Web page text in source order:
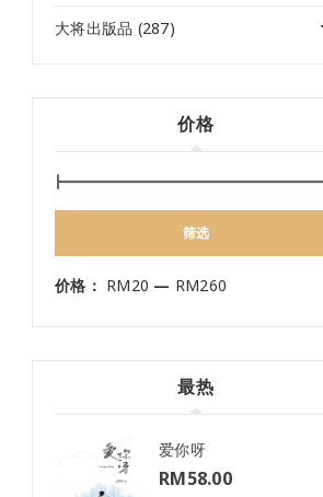
大将出版品 (287)
价格
筛选
价格： RM20 — RM260
最热
爱你呀
RM58.00